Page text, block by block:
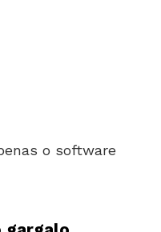
o software